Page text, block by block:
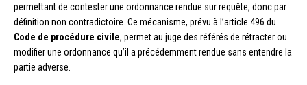
permettant de contester une ordonnance rendue sur requête, donc par
définition non contradictoire. Ce mécanisme, prévu à l’article 496 du
Code de procédure civile, permet au juge des référés de rétracter ou
modifier une ordonnance qu’il a précédemment rendue sans entendre la
partie adverse.